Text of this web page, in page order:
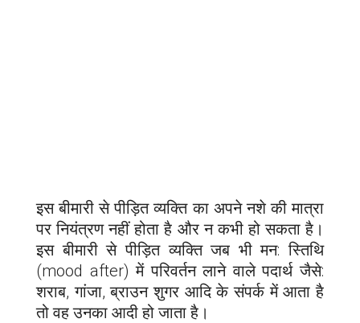
इस बीमारी से पीड़ित व्यक्ति का अपने नशे की मात्रा
पर नियंत्रण नहीं होता है और न कभी हो सकता है।
इस बीमारी से पीड़ित व्यक्ति जब भी मन: स्तिथि
(mood after) में परिवर्तन लाने वाले पदार्थ जैसे:
शराब, गांजा, ब्राउन शुगर आदि के संपर्क में आता है
तो वह उनका आदी हो जाता है।